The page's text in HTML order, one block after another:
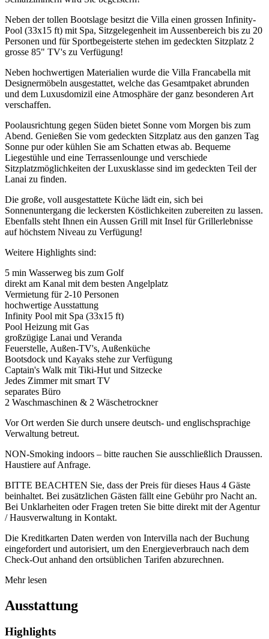
Neben der tollen Bootslage besitzt die Villa einen grossen Infinity-
Pool (33x15 ft) mit Spa, Sitzgelegenheit im Aussenbereich bis zu 20
Personen und für Sportbegeisterte stehen im gedeckten Sitzplatz 2
grosse 85" TV's zu Verfügung!
Neben hochwertigen Materialien wurde die Villa Francabella mit
Designermöbeln ausgestattet, welche das Gesamtpaket abrunden
und dem Luxusdomizil eine Atmosphäre der ganz besonderen Art
verschaffen.
Poolausrichtung gegen Süden bietet Sonne vom Morgen bis zum
Abend. Genießen Sie vom gedeckten Sitzplatz aus den ganzen Tag
Sonne pur oder kühlen Sie am Schatten etwas ab. Bequeme
Liegestühle und eine Terrassenlounge und verschiede
Sitzplatzmöglichkeiten der Luxusklasse sind im gedeckten Teil der
Lanai zu finden.
Die große, voll ausgestattete Küche lädt ein, sich bei
Sonnenuntergang die leckersten Köstlichkeiten zubereiten zu lassen.
Ebenfalls steht Ihnen ein Aussen Grill mit Insel für Grillerlebnisse
auf höchstem Niveau zu Verfügung!
Weitere Highlights sind:
5 min Wasserweg bis zum Golf
direkt am Kanal mit dem besten Angelplatz
Vermietung für 2-10 Personen
hochwertige Ausstattung
Infinity Pool mit Spa (33x15 ft)
Pool Heizung mit Gas
großzügige Lanai und Veranda
Feuerstelle, Außen-TV's, Außenküche
Bootsdock und Kayaks stehe zur Verfügung
Captain's Walk mit Tiki-Hut und Sitzecke
Jedes Zimmer mit smart TV
separates Büro
2 Waschmaschinen & 2 Wäschetrockner
Vor Ort werden Sie durch unsere deutsch- und englischsprachige
Verwaltung betreut.
NON-Smoking indoors – bitte rauchen Sie ausschließlich Draussen.
Haustiere auf Anfrage.
BITTE BEACHTEN Sie, dass der Preis für dieses Haus 4 Gäste
beinhaltet. Bei zusätzlichen Gästen fällt eine Gebühr pro Nacht an.
Bei Unklarheiten oder Fragen treten Sie bitte direkt mit der Agentur
/ Hausverwaltung in Kontakt.
Die Kreditkarten Daten werden von Intervilla nach der Buchung
eingefordert und autorisiert, um den Energieverbrauch nach dem
Check-Out anhand den ortsüblichen Tarifen abzurechnen.
Mehr lesen
Ausstattung
Highlights